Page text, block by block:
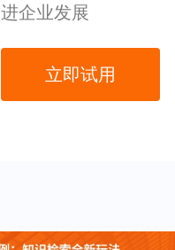
进企业发展
立即试用